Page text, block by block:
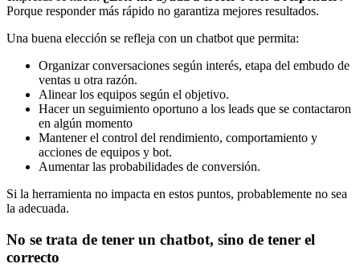
Porque responder más rápido no garantiza mejores resultados.
Una buena elección se refleja con un chatbot que permita:
Organizar conversaciones según interés, etapa del embudo de
ventas u otra razón.
Alinear los equipos según el objetivo.
Hacer un seguimiento oportuno a los leads que se contactaron
en algún momento
Mantener el control del rendimiento, comportamiento y
acciones de equipos y bot.
Aumentar las probabilidades de conversión.
Si la herramienta no impacta en estos puntos, probablemente no sea
la adecuada.
No se trata de tener un chatbot, sino de tener el
correcto